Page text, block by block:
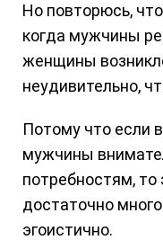
Но повторюсь,
когда мужчины
женщины
неудивительно,
Потому что если
мужчины
потребностям, то
достаточно
эгоистично.